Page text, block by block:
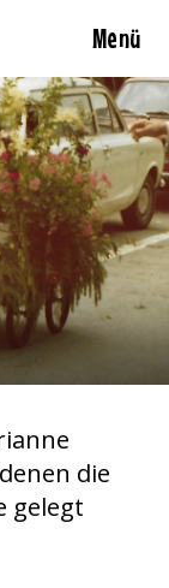
Menü
die
gelegt